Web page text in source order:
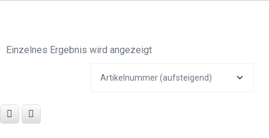
Einzelnes Ergebnis wird angezeigt